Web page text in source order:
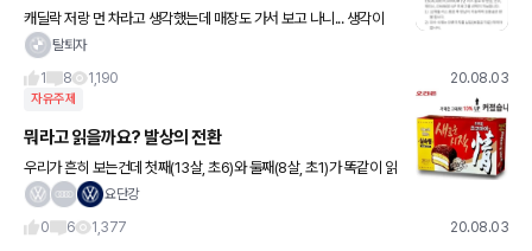
캐딜락 저랑 먼 차라고 생각했는데 매장도 가서 보고 나니... 생각이
조금씩 바뀝니다 ㅎ
탈퇴자
1
8 1,190 20.08.03
자유주제
뭐라고 읽을까요? 발상의 전환
우리가 흔히 보는건데 첫째(13살, 초6)와 둘째(8살, 초1)가 똑같이 읽
요단강
0
6 1,377 20.08.03